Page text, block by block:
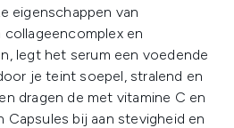
eigenschappen van
en
legt het serum een voedende
je teint soepel, stralend en
dragen de met vitamine C en
Capsules bij aan stevigheid en